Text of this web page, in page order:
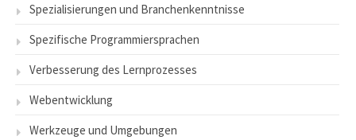
Spezialisierungen und Branchenkenntnisse
Spezifische Programmiersprachen
Verbesserung des Lernprozesses
Webentwicklung
Werkzeuge und Umgebungen